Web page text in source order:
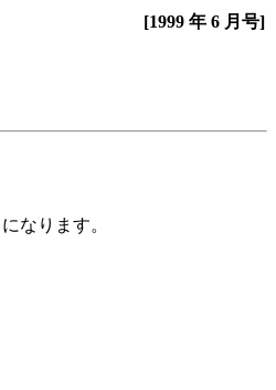
[1999 年 6 月号]
なります。